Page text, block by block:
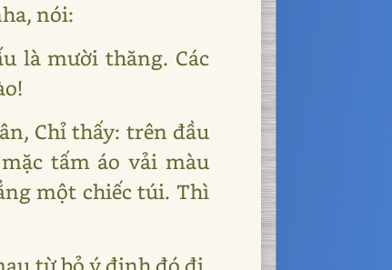
nói:
là mười thăng. Các
Chỉ thấy: trên đầu
tấm áo vải màu
một chiếc túi. Thì